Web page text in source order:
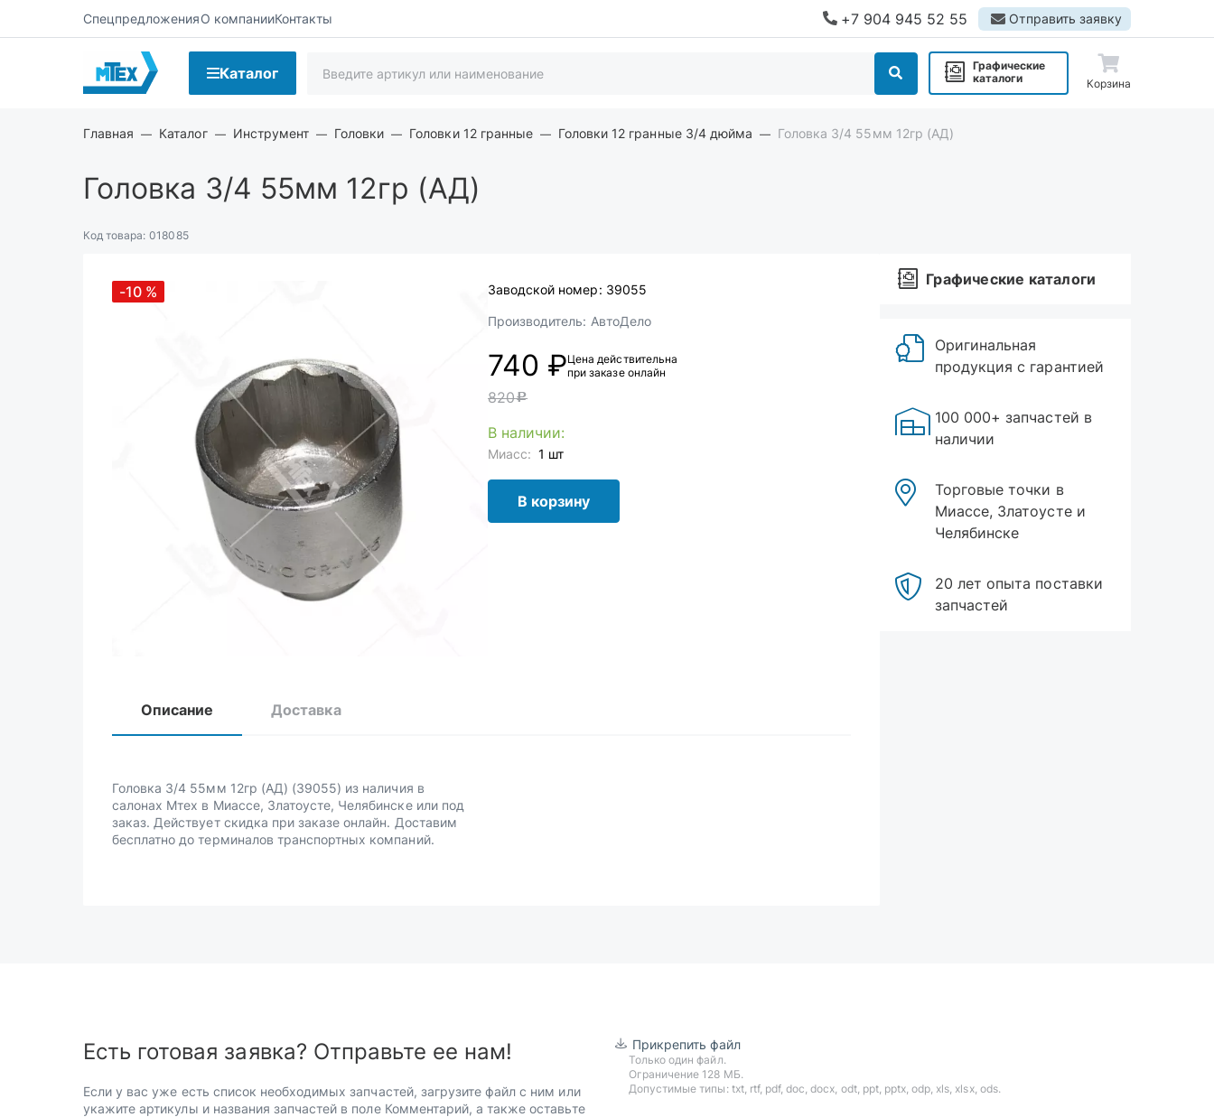
СпецпредложенияО компанииКонтакты +7 904 945 52 55 Отправить заявку
Каталог
Графические
каталоги
Корзина
Главная Каталог Инструмент Головки Головки 12 гранные Головки 12 гранные 3/4 дюйма Головка 3/4 55мм 12гр (АД)
Головка 3/4 55мм 12гр (АД)
Код товара: 018085
-10 % Заводской номер: 39055
Производитель: АвтоДело
740 ₽Цена действительна
при заказе онлайн
820c
В наличии:
Миасс: 1 шт
В корзину
Описание Доставка
Головка 3/4 55мм 12гр (АД) (39055) из наличия в
салонах Мтех в Миассе, Златоусте, Челябинске или под
заказ. Действует скидка при заказе онлайн. Доставим
бесплатно до терминалов транспортных компаний.
Графические каталоги
Оригинальная
продукция с гарантией
100 000+ запчастей в
наличии
Торговые точки в
Миассе, Златоусте и
Челябинске
20 лет опыта поставки
запчастей
Есть готовая заявка? Отправьте ее нам!
Если у вас уже есть список необходимых запчастей, загрузите файл с ним или
укажите артикулы и названия запчастей в поле Комментарий, а также оставьте
Прикрепить файл
Только один файл.
Ограничение 128 МБ.
Допустимые типы: txt, rtf, pdf, doc, docx, odt, ppt, pptx, odp, xls, xlsx, ods.